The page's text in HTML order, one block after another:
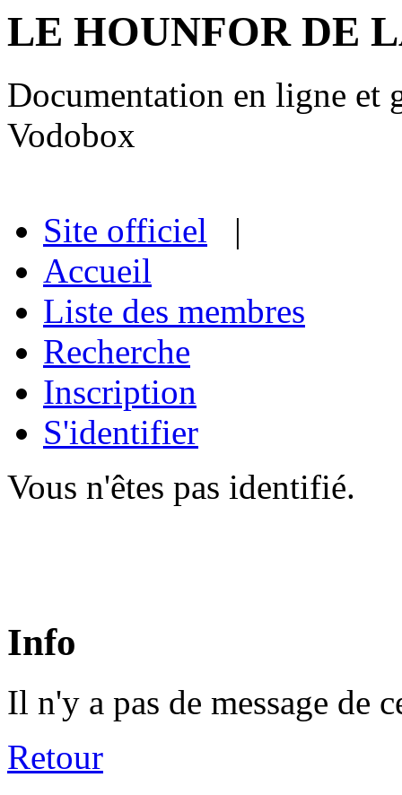
LE HOUNFOR DE
Documentation en ligne et
Vodobox
Site officiel |
Accueil
Liste des membres
Recherche
Inscription
S'identifier
Vous n'êtes pas identifié.
Info
Il n'y a pas de message de
Retour